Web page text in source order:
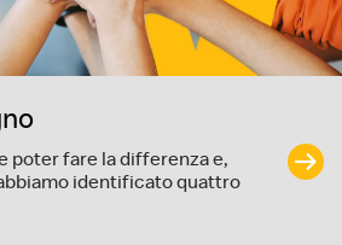
poter fare la differenza e,
identificato quattro